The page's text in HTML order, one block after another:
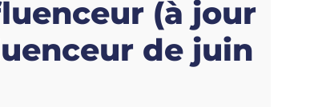
(à jour
de juin